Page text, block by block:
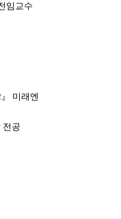
임교수
미래엔
전공